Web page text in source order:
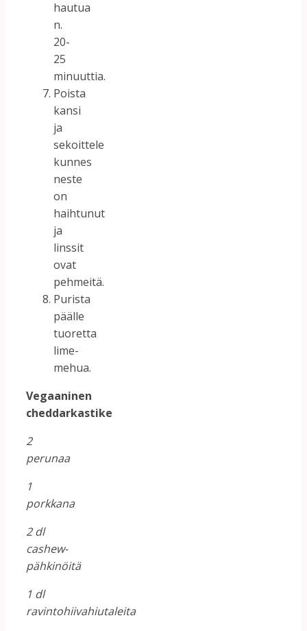
hautua
n.
20-
25
minuuttia.
Poista
kansi
ja
sekoittele
kunnes
neste
on
haihtunut
ja
linssit
ovat
pehmeitä.
Purista
päälle
tuoretta
lime-
mehua.
Vegaaninen
cheddarkastike
2
perunaa
1
porkkana
2 dl
cashew-
pähkinöitä
1 dl
ravintohiivahiutaleita